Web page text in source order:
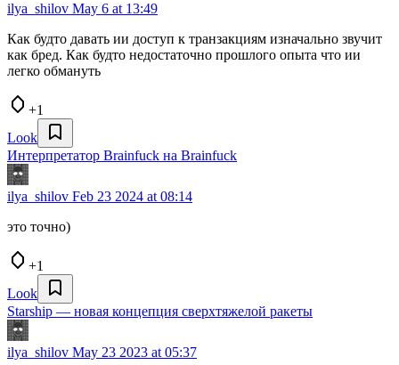
ilya_shilov May 6 at 13:49
Как будто давать ии доступ к транзакциям изначально звучит
как бред. Как будто недостаточно прошлого опыта что ии
легко обмануть
+1
Look
Интерпретатор Brainfuck на Brainfuck
ilya_shilov Feb 23 2024 at 08:14
это точно)
+1
Look
Starship — новая концепция сверхтяжелой ракеты
ilya_shilov May 23 2023 at 05:37